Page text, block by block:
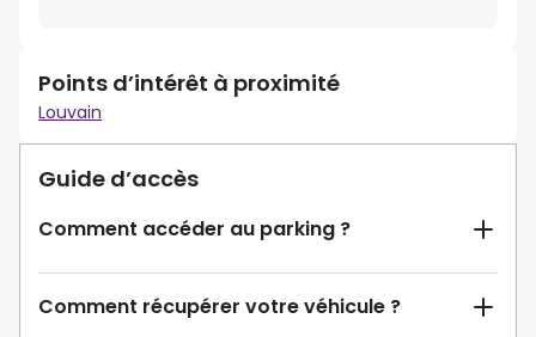
Points d’intérêt à proximité
Louvain
Guide d’accès
Comment accéder au parking ?
Comment récupérer votre véhicule ?